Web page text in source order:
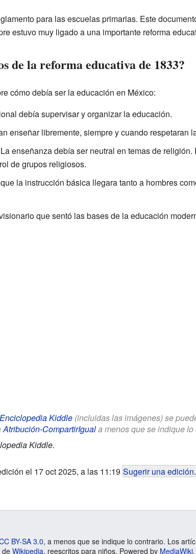
para las escuelas primarias. Este
estuvo muy ligado a una importante reforma
de la reforma educativa de 1833?
cómo debía ser la educación en México:
debía supervisar y organizar la educación.
enseñar libremente, siempre y cuando respetaran
La enseñanza debía ser neutral en temas de
de grupos religiosos.
la instrucción básica llegara tanto a hombres
que sentó las bases de la educación
Enciclopedia Kiddle(incluidas las imágenes) se
Atribución-CompartirIguala menos que se indique lo
Kiddle.
el 17 oct 2025, a las 11:19 Sugerir una edición.
BY-SA 3.0, a menos que se indique lo contrario. Los
de Wikipedia, reescritos para niños. Powered by MediaWiki.